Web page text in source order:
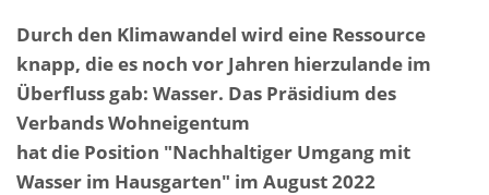
Durch den Klimawandel wird eine Ressource
knapp, die es noch vor Jahren hierzulande im
Überfluss gab: Wasser. Das Präsidium des
Verbands Wohneigentum
hat die Position "Nachhaltiger Umgang mit
Wasser im Hausgarten" im August 2022